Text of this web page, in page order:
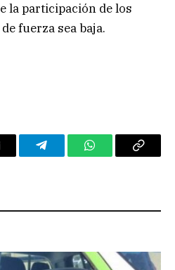
la participación de los
fuerza sea baja.
TelegramWhatsAppCopy